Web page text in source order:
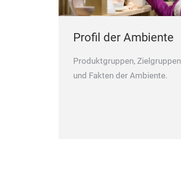
Profil der Ambiente
Produktgruppen,
und Fakten der Ambiente.